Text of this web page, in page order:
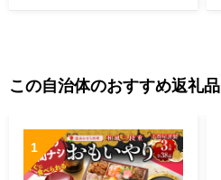
この自治体のおすすめ返礼品
1